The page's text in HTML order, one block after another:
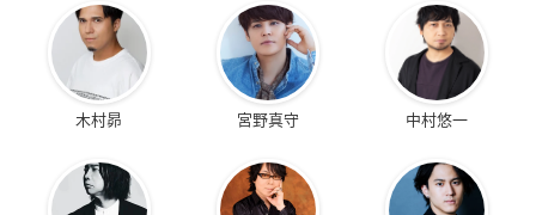
木村昴 宮野真守 中村悠一